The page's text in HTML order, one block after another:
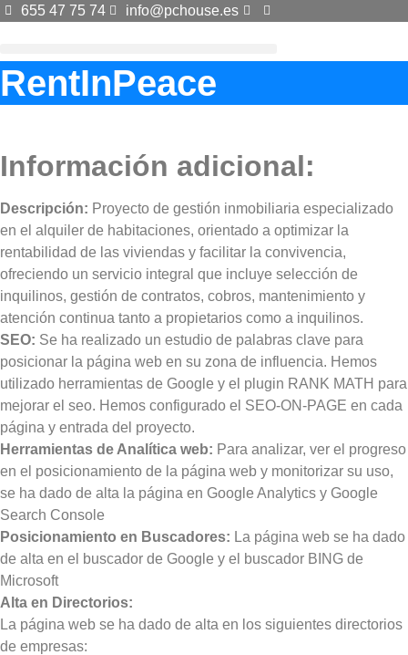
Ir
655 47 75 74 info@pchouse.es
RentInPeace
Información adicional:
Descripción: Proyecto de gestión inmobiliaria especializado
en el alquiler de habitaciones, orientado a optimizar la
rentabilidad de las viviendas y facilitar la convivencia,
ofreciendo un servicio integral que incluye selección de
inquilinos, gestión de contratos, cobros, mantenimiento y
atención continua tanto a propietarios como a inquilinos.
SEO: Se ha realizado un estudio de palabras clave para
posicionar la página web en su zona de influencia. Hemos
utilizado herramientas de Google y el plugin RANK MATH para
mejorar el seo. Hemos configurado el SEO-ON-PAGE en cada
página y entrada del proyecto.
Herramientas de Analítica web: Para analizar, ver el progreso
en el posicionamiento de la página web y monitorizar su uso,
se ha dado de alta la página en Google Analytics y Google
Search Console
Posicionamiento en Buscadores: La página web se ha dado
de alta en el buscador de Google y el buscador BING de
Microsoft
Alta en Directorios:
La página web se ha dado de alta en los siguientes directorios
de empresas: